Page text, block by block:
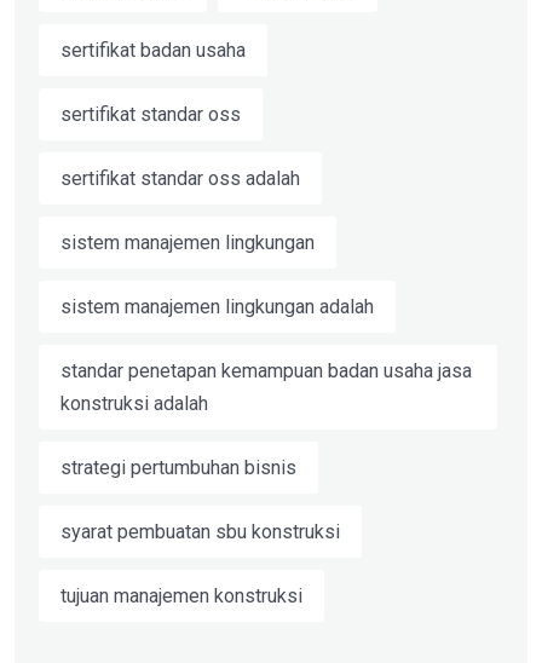
sertifikat badan usaha
sertifikat standar oss
sertifikat standar oss adalah
sistem manajemen lingkungan
sistem manajemen lingkungan adalah
standar penetapan kemampuan badan usaha jasa
konstruksi adalah
strategi pertumbuhan bisnis
syarat pembuatan sbu konstruksi
tujuan manajemen konstruksi